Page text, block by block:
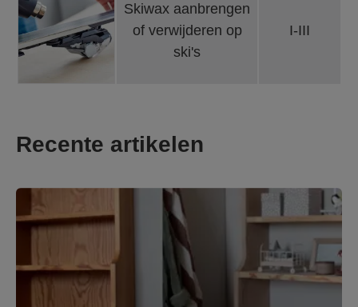
Skiwax aanbrengen
of verwijderen op
ski's
I-III
Recente artikelen